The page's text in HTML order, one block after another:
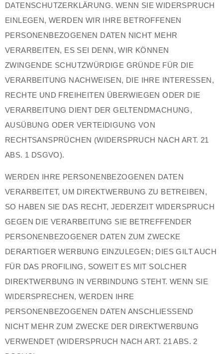
DATENSCHUTZERKLÄRUNG. WENN SIE WIDERSPRUCH
EINLEGEN, WERDEN WIR IHRE BETROFFENEN
PERSONENBEZOGENEN DATEN NICHT MEHR
VERARBEITEN, ES SEI DENN, WIR KÖNNEN
ZWINGENDE SCHUTZWÜRDIGE GRÜNDE FÜR DIE
VERARBEITUNG NACHWEISEN, DIE IHRE INTERESSEN,
RECHTE UND FREIHEITEN ÜBERWIEGEN ODER DIE
VERARBEITUNG DIENT DER GELTENDMACHUNG,
AUSÜBUNG ODER VERTEIDIGUNG VON
RECHTSANSPRÜCHEN (WIDERSPRUCH NACH ART. 21
ABS. 1 DSGVO).
WERDEN IHRE PERSONENBEZOGENEN DATEN
VERARBEITET, UM DIREKTWERBUNG ZU BETREIBEN,
SO HABEN SIE DAS RECHT, JEDERZEIT WIDERSPRUCH
GEGEN DIE VERARBEITUNG SIE BETREFFENDER
PERSONENBEZOGENER DATEN ZUM ZWECKE
DERARTIGER WERBUNG EINZULEGEN; DIES GILT AUCH
FÜR DAS PROFILING, SOWEIT ES MIT SOLCHER
DIREKTWERBUNG IN VERBINDUNG STEHT. WENN SIE
WIDERSPRECHEN, WERDEN IHRE
PERSONENBEZOGENEN DATEN ANSCHLIESSEND
NICHT MEHR ZUM ZWECKE DER DIREKTWERBUNG
VERWENDET (WIDERSPRUCH NACH ART. 21 ABS. 2